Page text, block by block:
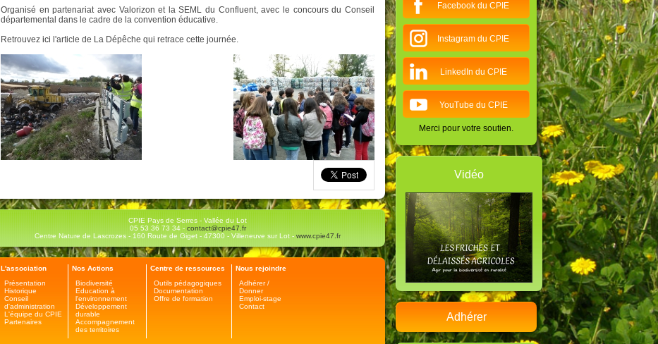
Organisé en partenariat avec Valorizon et la SEML du Confluent, avec le concours du Conseil
départemental dans le cadre de la convention éducative.
Retrouvez ici l'article de La Dépêche qui retrace cette journée.
CPIE Pays de Serres - Vallée du Lot
05 53 36 73 34 - contact@cpie47.fr
Centre Nature de Lascrozes - 160 Route de Giget - 47300 - Villeneuve sur Lot - www.cpie47.fr
L'association
Présentation
Historique
Conseil
d'administration
L'équipe du CPIE
Partenaires
Nos Actions
Biodiversité
Education à
l'environnement
Développement
durable
Accompagnement
des territoires
Centre de ressources
Outils pédagogiques
Documentation
Offre de formation
Nous rejoindre
Adhérer /
Donner
Emploi-stage
Contact
Facebook du CPIE
Instagram du CPIE
LinkedIn du CPIE
YouTube du CPIE
Merci pour votre soutien.
Vidéo
Adhérer